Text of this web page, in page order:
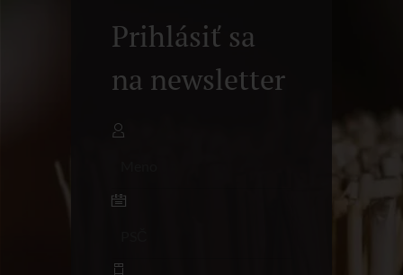
Prihlásiť sa
na newsletter